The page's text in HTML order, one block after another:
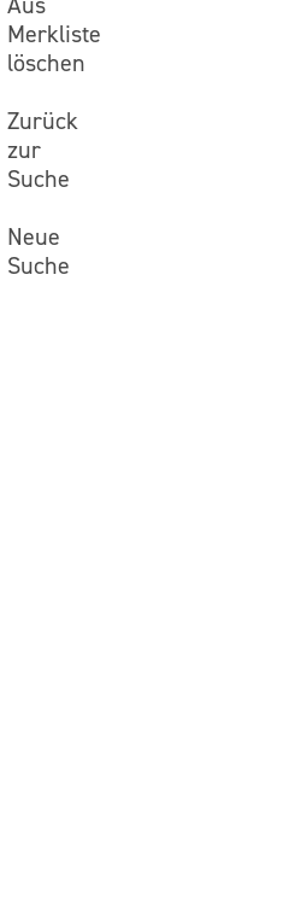
Merkliste
löschen
Zurück
zur
Suche
Neue
Suche